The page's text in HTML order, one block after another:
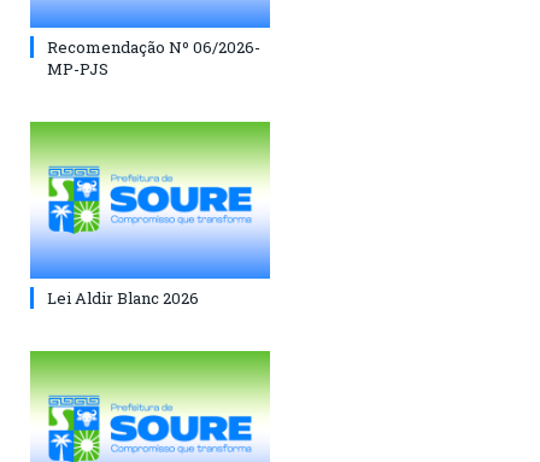
Recomendação Nº 06/2026-
MP-PJS
Lei Aldir Blanc 2026